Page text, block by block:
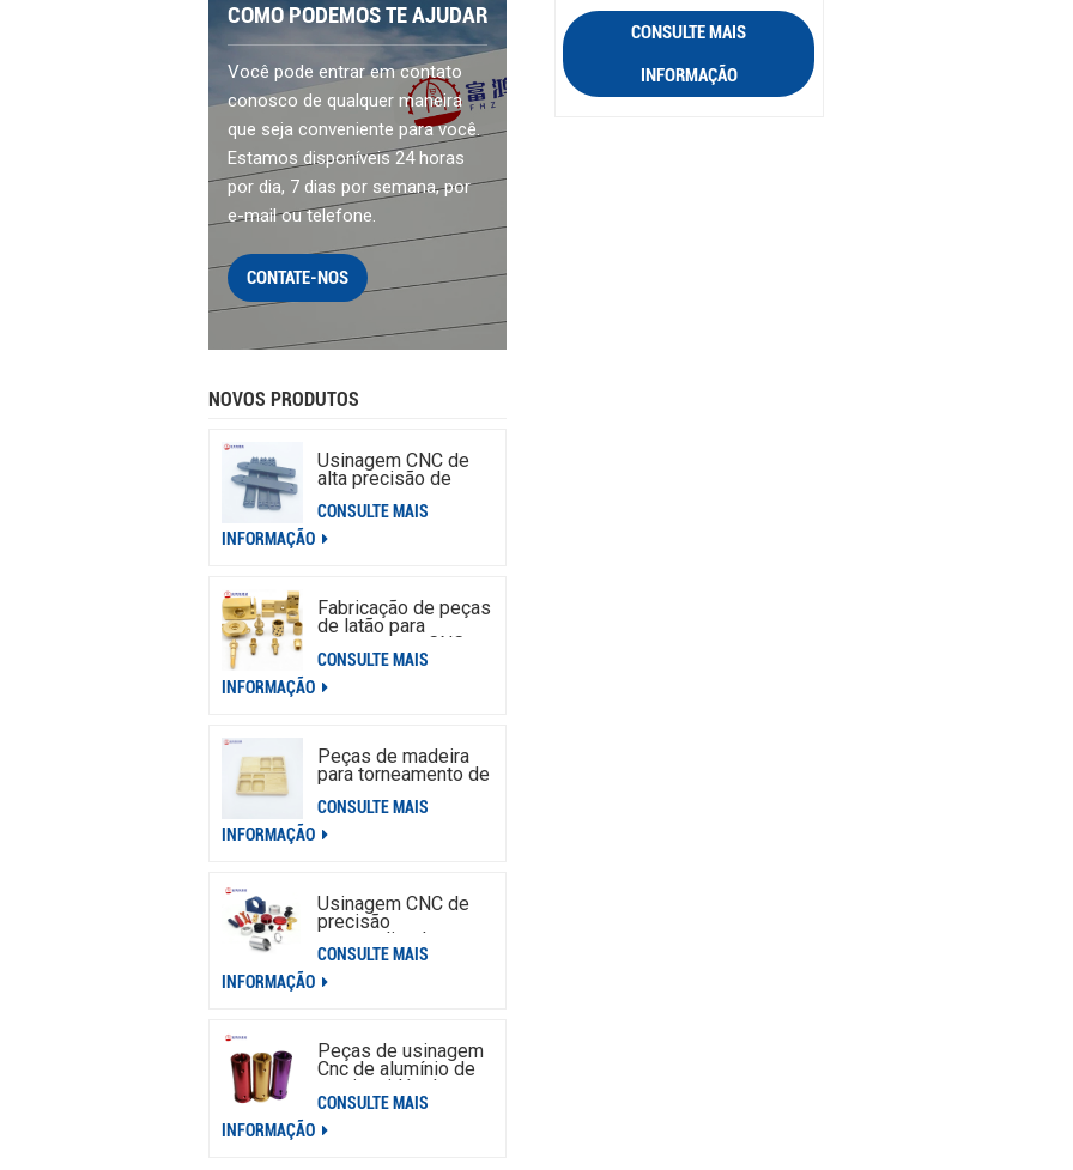
COMO PODEMOS TE AJUDAR
Você pode entrar em contato
conosco de qualquer maneira
que seja conveniente para você.
Estamos disponíveis 24 horas
por dia, 7 dias por semana, por
e-mail ou telefone.
CONTATE-NOS
NOVOS PRODUTOS
Usinagem CNC de
alta precisão de
peças de alumínio
CONSULTE MAIS
INFORMAÇÃO
Fabricação de peças
de latão para
torneamento CNC
personalizado
CONSULTE MAIS
INFORMAÇÃO
Peças de madeira
para torneamento de
usinagem Cnc
personalizada,
serviço de peças de
madeira para
CONSULTE MAIS
INFORMAÇÃO
Usinagem CNC de
precisão
personalizada para
placa de interruptor
de alumínio
CONSULTE MAIS
INFORMAÇÃO
Peças de usinagem
Cnc de alumínio de
aço inoxidável
personalizadas OEM
CONSULTE MAIS
INFORMAÇÃO
torneamento cnc de
alumínio,Máquinas de torno
Peças torneadas cnc de latão -
Compre Peças
torneadas,Peças torneadas
CONSULTE MAIS
INFORMAÇÃO